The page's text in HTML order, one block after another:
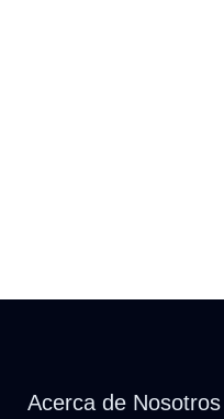
Acerca de Nosotros